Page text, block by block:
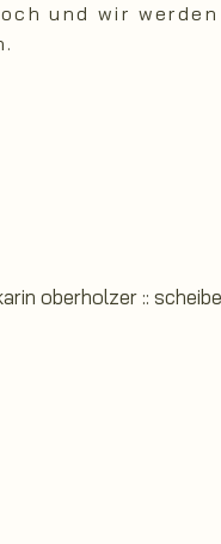
und wir
oberholzer ::